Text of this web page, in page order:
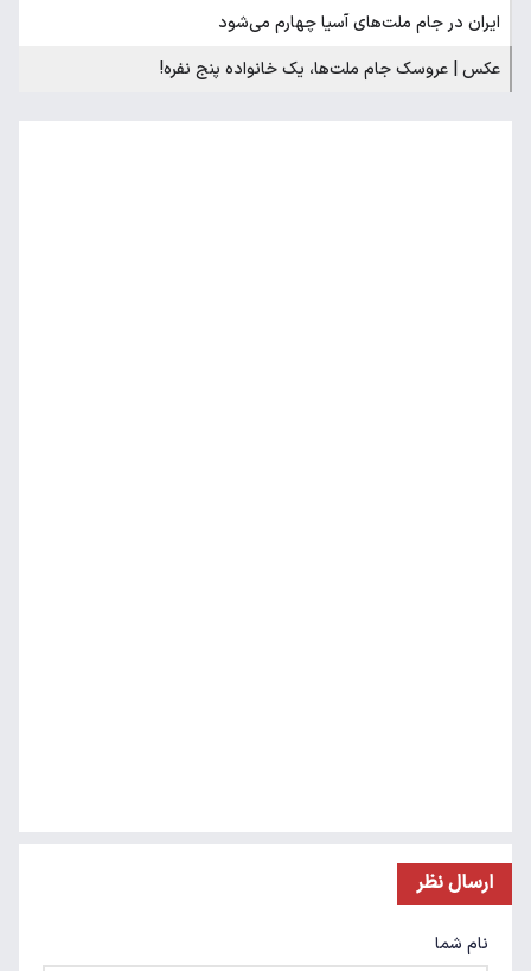
ایران در جام ملت‌های آسیا چهارم می‌شود
عکس | عروسک جام ملت‌ها، یک خانواده پنج نفره!
ارسال نظر
نام شما